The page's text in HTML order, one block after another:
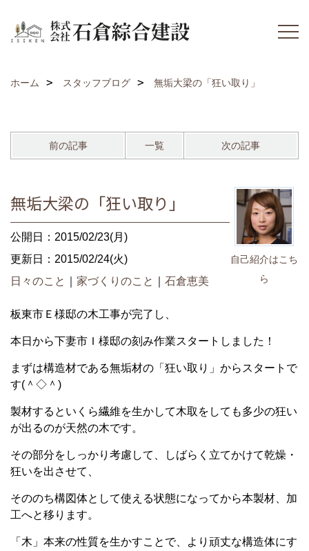
ホーム スタッフブログ 無垢大梁の「狂い取り」
前の記事 一覧 次の記事
自己紹介はこち
ら
無垢大梁の「狂い取り」
公開日：2015/02/23(月)
更新日：2015/02/24(火)
日々のこと
家づくりのこと 石倉恵美
板東市Ｅ様邸の木工事が完了し、
本日から下妻市Ｉ様邸の刻み作業スタートしました！
まずは構造材である無垢材の「狂い取り」からスタートで
す(＾◇＾)
製材するといくら繊維を生かして木取をしても多少の狂い
が出るのが天然の木です。
その部分をしっかり考慮して、しばらく立てかけて乾燥・
狂いを出させて、
そののち構図体として使える状態になってから本製材、加
工へと移ります。
「木」本来の性質を生かすことで、より頑丈な構造体にす